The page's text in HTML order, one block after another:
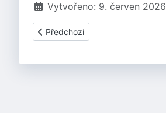
Vytvořeno: 9. červen 2026
Předchozí článek: FIALKA V.
Předchozí